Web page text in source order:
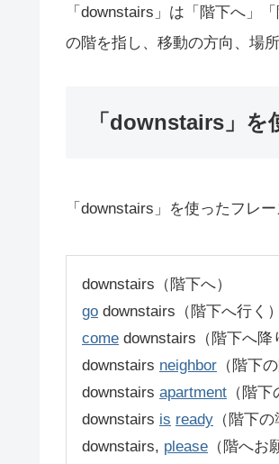
「downstairs」は「階下へ」
の階を指し、移動の方向、場
「downstairs」を
「downstairs」を使ったフレ
downstairs（階下へ）
go downstairs（階下へ行く）
come downstairs（階下へ降
downstairs neighbor （階下
downstairs apartment （階下
downstairs is ready （階下
downstairs, please （階へお